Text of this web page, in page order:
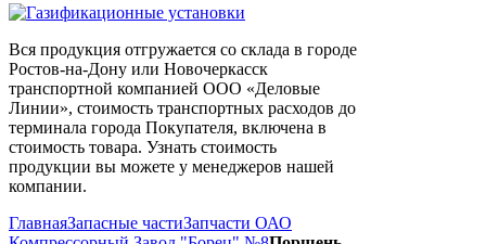
Вся продукция отгружается со склада в городе
Ростов-на-Дону или Новочеркасск
транспортной компанией ООО «Деловые
Линии», стоимость транспортных расходов до
терминала города Покупателя, включена в
стоимость товара. Узнать стоимость
продукции вы можете у менеджеров нашей
компании.
ГлавнаяЗапасные частиЗапчасти ОАО